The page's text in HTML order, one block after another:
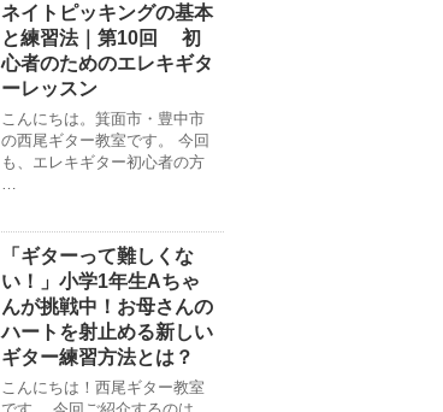
ネイトピッキングの基本
と練習法｜第10回 初
心者のためのエレキギタ
ーレッスン
こんにちは。箕面市・豊中市
の西尾ギター教室です。 今回
も、エレキギター初心者の方
…
「ギターって難しくな
い！」小学1年生Aちゃ
んが挑戦中！お母さんの
ハートを射止める新しい
ギター練習方法とは？
こんにちは！西尾ギター教室